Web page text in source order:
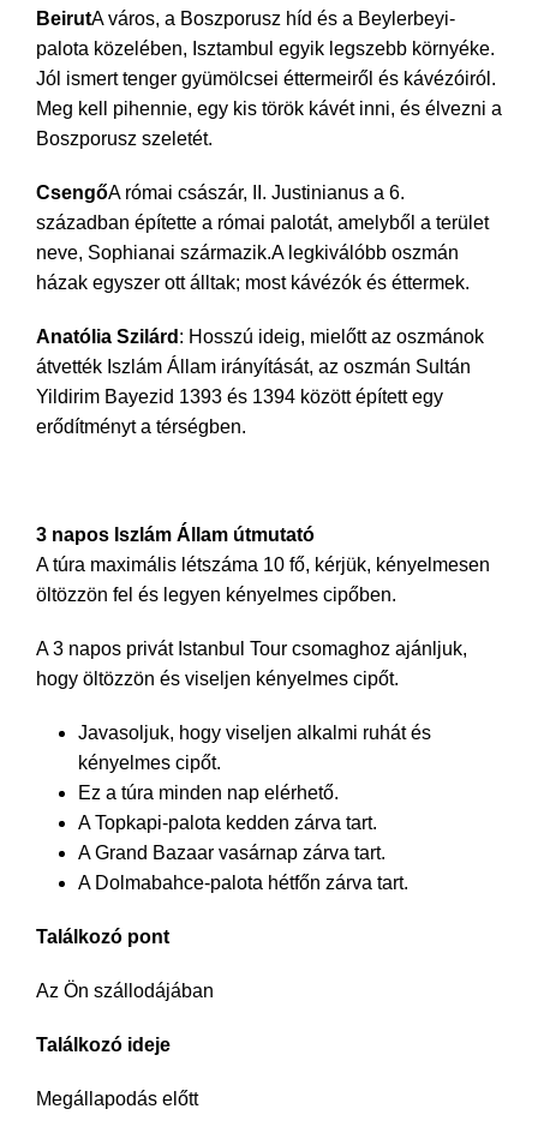
BeirutA város, a Boszporusz híd és a Beylerbeyi-
palota közelében, Isztambul egyik legszebb környéke.
Jól ismert tenger gyümölcsei éttermeiről és kávézóiról.
Meg kell pihennie, egy kis török kávét inni, és élvezni a
Boszporusz szeletét.
CsengőA római császár, II. Justinianus a 6.
században építette a római palotát, amelyből a terület
neve, Sophianai származik.A legkiválóbb oszmán
házak egyszer ott álltak; most kávézók és éttermek.
Anatólia Szilárd : Hosszú ideig, mielőtt az oszmánok
átvették Iszlám Állam irányítását, az oszmán Sultán
Yildirim Bayezid 1393 és 1394 között épített egy
erődítményt a térségben.
3 napos Iszlám Állam útmutató
A túra maximális létszáma 10 fő, kérjük, kényelmesen
öltözzön fel és legyen kényelmes cipőben.
A 3 napos privát Istanbul Tour csomaghoz ajánljuk,
hogy öltözzön és viseljen kényelmes cipőt.
Javasoljuk, hogy viseljen alkalmi ruhát és
kényelmes cipőt.
Ez a túra minden nap elérhető.
A Topkapi-palota kedden zárva tart.
A Grand Bazaar vasárnap zárva tart.
A Dolmabahce-palota hétfőn zárva tart.
Találkozó pont
Az Ön szállodájában
Találkozó ideje
Megállapodás előtt